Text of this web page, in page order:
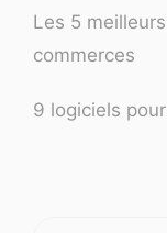
Les 5
commerces
9 logiciels